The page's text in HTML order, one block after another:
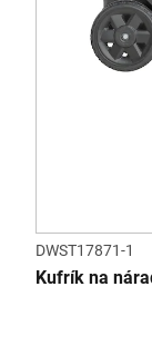
DWST17871-1
Kufrík na